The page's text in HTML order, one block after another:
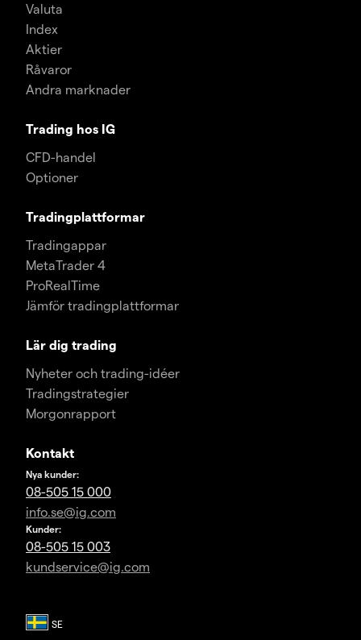
Valuta
Index
Aktier
Råvaror
Andra marknader
Trading hos IG
CFD-handel
Optioner
Tradingplattformar
Tradingappar
MetaTrader 4
ProRealTime
Jämför tradingplattformar
Lär dig trading
Nyheter och trading-idéer
Tradingstrategier
Morgonrapport
Kontakt
Nya kunder:
08-505 15 000
info.se@ig.com
Kunder:
08-505 15 003
kundservice@ig.com